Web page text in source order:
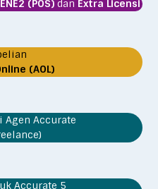
(POS) dan Extra Licensi
(AOL)
Agen Accurate
Accurate 5